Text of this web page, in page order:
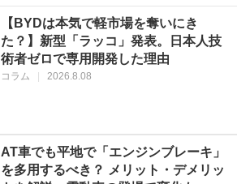
【BYDは本気で軽市場を奪いにき
た？】新型「ラッコ」発表。日本人技
術者ゼロで専用開発した理由
コラム 2026.8.08
AT車でも平地で「エンジンブレーキ」
を多用するべき？ メリット・デメリッ